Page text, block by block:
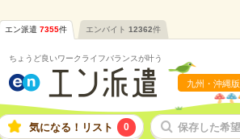
エン派遣 7355件 エンバイト 12362件
ちょうど良いワークライフバランスが叶う
九州・沖縄版
気になる！リスト 0 保存した希